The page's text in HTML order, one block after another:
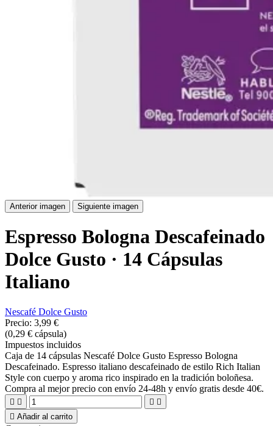
Anterior imagen Siguiente imagen
Espresso Bologna Descafeinado
Dolce Gusto · 14 Cápsulas
Italiano
Nescafé Dolce Gusto
Precio: 3,99 €
(0,29 € cápsula)
Impuestos incluidos
Caja de 14 cápsulas Nescafé Dolce Gusto Espresso Bologna
Descafeinado. Espresso italiano descafeinado de estilo Rich Italian
Style con cuerpo y aroma rico inspirado en la tradición boloñesa.
Compra al mejor precio con envío 24-48h y envío gratis desde 40€.
   
 Añadir al carrito